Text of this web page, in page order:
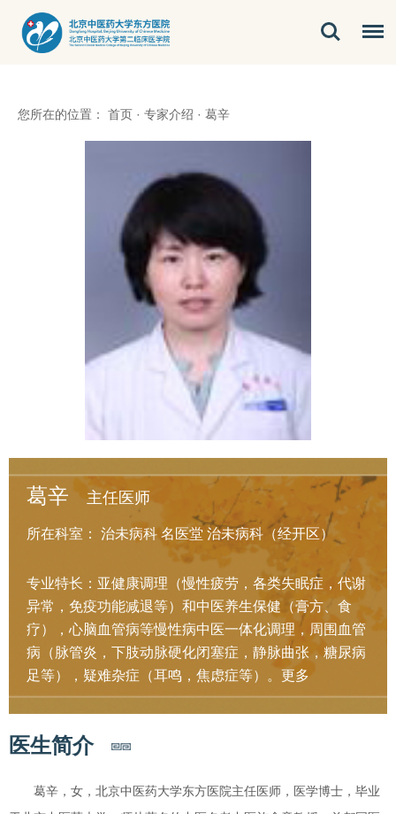
您所在的位置： 首页 · 专家介绍 · 葛辛
葛辛 主任医师
所在科室： 治未病科 名医堂 治未病科（经开区）
专业特长：亚健康调理（慢性疲劳，各类失眠症，代谢
异常，免疫功能减退等）和中医养生保健（膏方、食
疗），心脑血管病等慢性病中医一体化调理，周围血管
病（脉管炎，下肢动脉硬化闭塞症，静脉曲张，糖尿病
足等），疑难杂症（耳鸣，焦虑症等）。 更多
医生简介
葛辛，女，北京中医药大学东方医院主任医师，医学博士，毕业